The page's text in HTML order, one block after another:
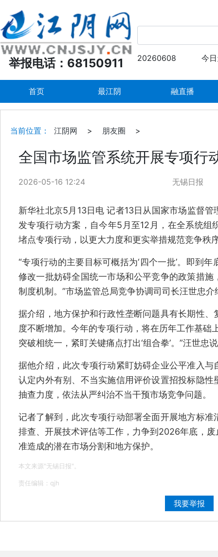
举报电话：68150911 20260608 今
首页 最江阴 融直播
当前位置： 江阴网 > 朋友圈 >
全国市场监管系统开展专项行
2026-05-16 12:24 无锡日报
新华社北京5月13日电 记者13日从国家市场监督
发专项行动方案，自今年5月至12月，在全系统
堵点专项行动，以更大力度和更实举措规范竞争秩
“专项行动的主要目标可概括为‘四个一批’。即到
修改一批妨碍全国统一市场和公平竞争的政策措
制度机制。”市场监管总局竞争协调司司长汪世忠介
据介绍，地方保护和行政性垄断问题具有长期性
度不断增加。今年的专项行动，将在历年工作基础
突破相统一，紧盯关键痛点打出‘组合拳’。”汪世忠
据他介绍，此次专项行动紧盯妨碍企业公平准入
认定内外有别、不当实施信用评价设置招投标隐
抽查力度，依法从严纠治不当干预市场竞争问题。
记者了解到，此次专项行动部署全面开展地方标
排查、开展技术评估等工作，力争到2026年底，
准造成的潜在市场分割和地方保护。
本文来源"无锡日报"。
责任编辑：qjh
我要举报